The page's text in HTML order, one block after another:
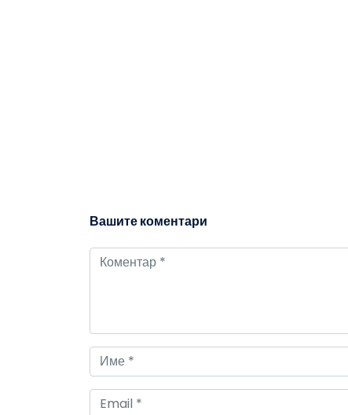
Вашите коментари